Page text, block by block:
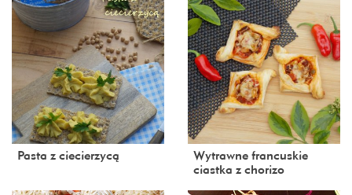
Pasta z ciecierzycą
Wytrawne francuskie
ciastka z chorizo